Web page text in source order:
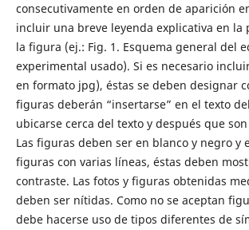
consecutivamente en orden de aparición
incluir una breve leyenda explicativa en
la figura (ej.: Fig. 1. Esquema general del
experimental usado). Si es necesario
en formato jpg), éstas se deben designar
figuras deberán “insertarse” en el texto
ubicarse cerca del texto y después que
Las figuras deben ser en blanco y negro y
figuras con varias líneas, éstas deben
contraste. Las fotos y figuras obtenidas
deben ser nítidas. Como no se aceptan
debe hacerse uso de tipos diferentes de